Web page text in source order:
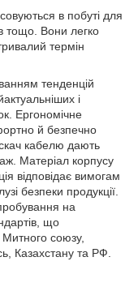
в побуті для
тощо. Вони легко
термін
тенденцій
і
Ергономічне
й безпечно
кабелю дають
Матеріал корпусу
відповідає вимогам
безпеки продукції.
на
що
союзу,
Казахстану та РФ.